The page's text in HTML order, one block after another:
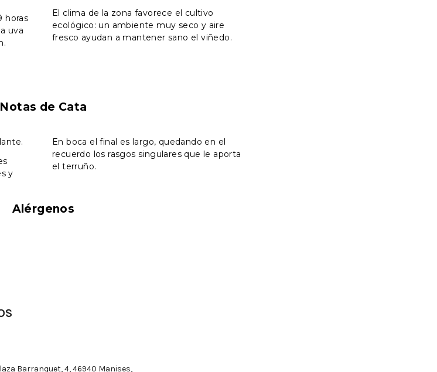
horas
uva
El clima de la zona favorece el cultivo
ecológico: un ambiente muy seco y aire
fresco ayudan a mantener sano el viñedo.
Notas de Cata
y
En boca el final es largo, quedando en el
recuerdo los rasgos singulares que le aporta
el terruño.
Alérgenos
Barranquet, 4, 46940 Manises,